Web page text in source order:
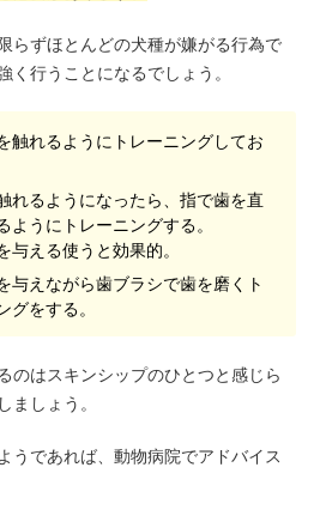
らずほとんどの犬種が嫌がる行為で
行うことになるでしょう。
触れるようにトレーニングしてお
れるようになったら、指で歯を直
ようにトレーニングする。
与える使うと効果的。
与えながら歯ブラシで歯を磨くト
グをする。
のはスキンシップのひとつと感じら
ましょう。
うであれば、動物病院でアドバイス